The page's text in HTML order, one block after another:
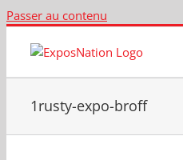
Passer au contenu
1rusty-expo-broff